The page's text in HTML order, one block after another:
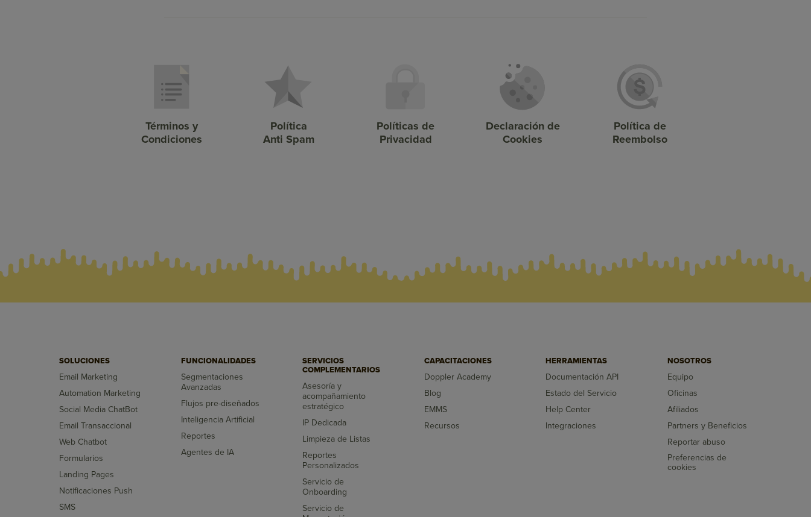
Términos y
Condiciones
Política
Anti Spam
Políticas de
Privacidad
Declaración de
Cookies
Política de
Reembolso
SOLUCIONES
Email Marketing
Automation Marketing
Social Media ChatBot
Email Transaccional
Web Chatbot
Formularios
Landing Pages
Notificaciones Push
SMS
FUNCIONALIDADES
Segmentaciones
Avanzadas
Flujos pre-diseñados
Inteligencia Artificial
Reportes
Agentes de IA
SERVICIOS
COMPLEMENTARIOS
Asesoría y
acompañamiento
estratégico
IP Dedicada
Limpieza de Listas
Reportes
Personalizados
Servicio de
Onboarding
Servicio de
CAPACITACIONES
Doppler Academy
Blog
EMMS
Recursos
HERRAMIENTAS
Documentación API
Estado del Servicio
Help Center
Integraciones
NOSOTROS
Equipo
Oficinas
Afiliados
Partners y Beneficios
Reportar abuso
Preferencias de
cookies